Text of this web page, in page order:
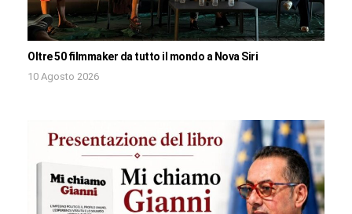
Oltre 50 filmmaker da tutto il mondo a Nova Siri
10 Agosto 2026